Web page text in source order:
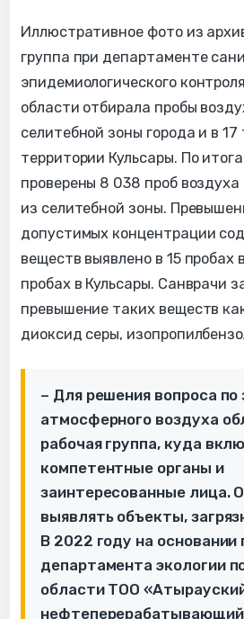
Иллюстративное фото из
группа при департаменте
эпидемиологического
области отбирала пробы
селитебной зоны города и в 17
территории Кульсары. По
проверены 8 038 проб
из селитебной зоны.
допустимых концентрации
веществ выявлено в 15 пробах
пробах в Кульсары. Санврачи
превышение таких веществ
диоксид серы,
– Для решения вопроса по
атмосферного воздуха
рабочая группа, куда
компетентные органы и
заинтересованные лица.
выявлять объекты,
В 2022 году на основании
департамента экологии
области ТОО